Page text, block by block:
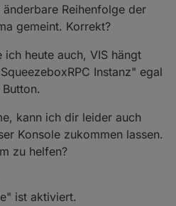
Reihenfolge der
gemeint. Korrekt?
ich heute auch, VIS hängt
Instanz" egal
kann ich dir leider auch
Konsole zukommen lassen.
zu helfen?
ist aktiviert.